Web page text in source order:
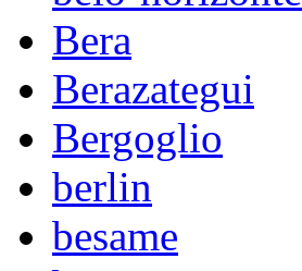
Bera
Berazategui
Bergoglio
berlin
besame